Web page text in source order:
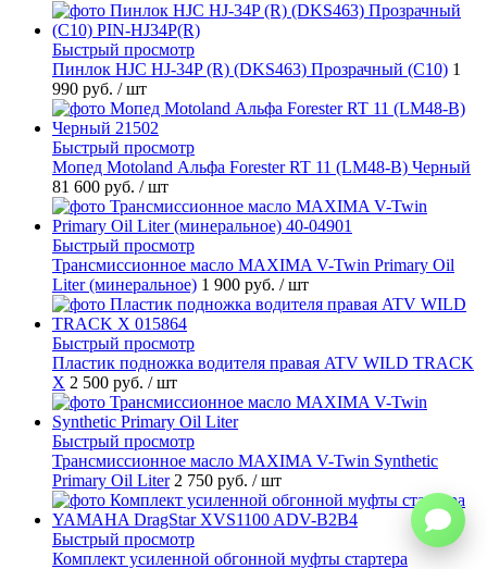
Быстрый просмотр
Пинлок HJC HJ-34P (R) (DKS463) Прозрачный (C10) 1
990 руб. / шт
Быстрый просмотр
Мопед Motoland Альфа Forester RT 11 (LM48-B) Черный
81 600 руб. / шт
Быстрый просмотр
Трансмиссионное масло MAXIMA V-Twin Primary Oil
Liter (минеральное) 1 900 руб. / шт
Быстрый просмотр
Пластик подножка водителя правая ATV WILD TRACK
X 2 500 руб. / шт
Быстрый просмотр
Трансмиссионное масло MAXIMA V-Twin Synthetic
Primary Oil Liter 2 750 руб. / шт
Быстрый просмотр
Комплект усиленной обгонной муфты стартера